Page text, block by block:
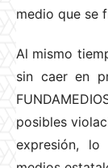
medio que se
Al mismo
sin caer en
posibles
expresión,